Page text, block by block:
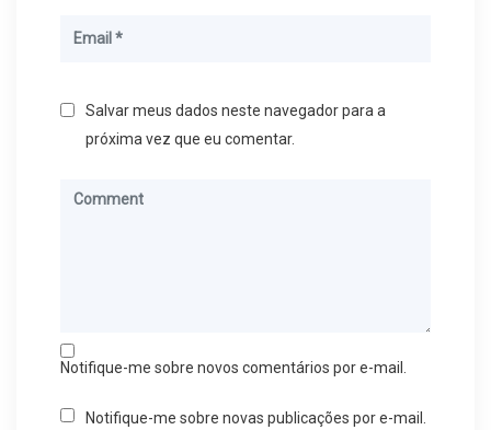
Salvar meus dados neste navegador para a
próxima vez que eu comentar.
Notifique-me sobre novos comentários por e-mail.
Notifique-me sobre novas publicações por e-mail.